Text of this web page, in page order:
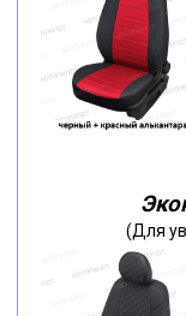
(Для